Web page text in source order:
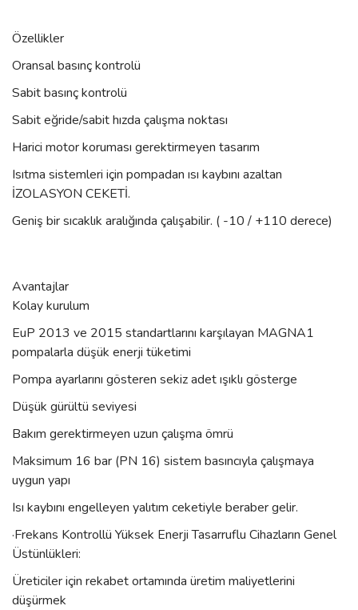
Özellikler
Oransal basınç kontrolü
Sabit basınç kontrolü
Sabit eğride/sabit hızda çalışma noktası
Harici motor koruması gerektirmeyen tasarım
Isıtma sistemleri için pompadan ısı kaybını azaltan
İZOLASYON CEKETİ.
Geniş bir sıcaklık aralığında çalışabilir. ( -10 / +110 derece)
Avantajlar
Kolay kurulum
EuP 2013 ve 2015 standartlarını karşılayan MAGNA1
pompalarla düşük enerji tüketimi
Pompa ayarlarını gösteren sekiz adet ışıklı gösterge
Düşük gürültü seviyesi
Bakım gerektirmeyen uzun çalışma ömrü
Maksimum 16 bar (PN 16) sistem basıncıyla çalışmaya
uygun yapı
Isı kaybını engelleyen yalıtım ceketiyle beraber gelir.
·Frekans Kontrollü Yüksek Enerji Tasarruflu Cihazların Genel
Üstünlükleri:
Üreticiler için rekabet ortamında üretim maliyetlerini
düşürmek